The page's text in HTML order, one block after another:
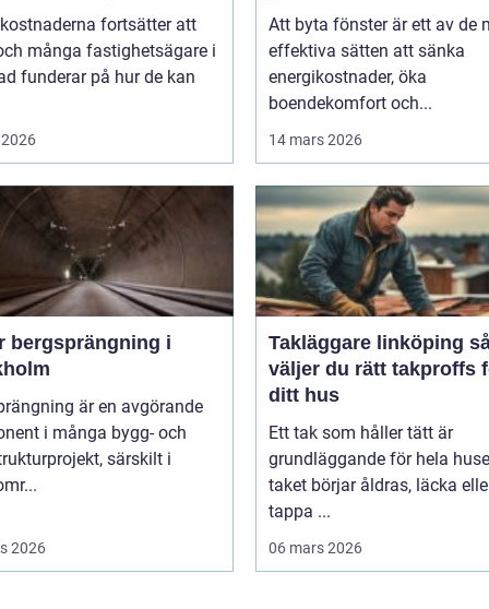
fortsätter att
många fastighetsägare i
funderar på hur de kan
Att byta fönster är ett av de
effektiva sätten att sänka
energikostnader, öka
boendekomfort och...
14 mars 2026
bergsprängning i
är en avgörande
i många bygg- och
särskilt i
2026
Takläggare linköping så
väljer du rätt takproffs
ditt hus
Ett tak som håller tätt är
grundläggande för hela
taket börjar åldras, läcka
tappa ...
06 mars 2026